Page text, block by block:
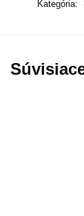
Kategória: